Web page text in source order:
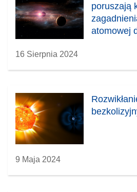
poruszają
atomowej
16 Sierpnia 2024
9 Maja 2024